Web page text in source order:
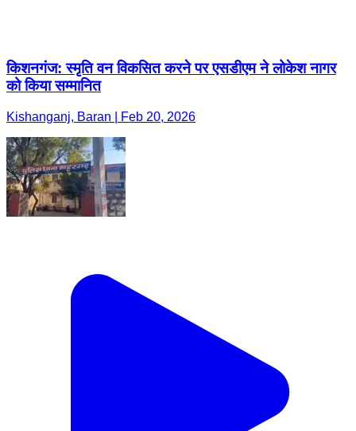
किशनगंज: स्मृति वन विकसित करने पर एसडीएम ने लोकेश नागर
को किया सम्मानित
Kishanganj, Baran | Feb 20, 2026